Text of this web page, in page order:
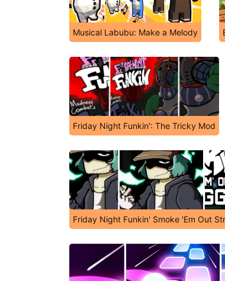
Musical Labubu: Make a Melody
Friday Night Funkin': The Tricky Mod
Friday Night Funkin' Smoke 'Em Out